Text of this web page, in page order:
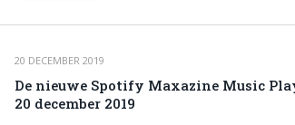
20 DECEMBER 2019
De nieuwe Spotify Maxazine Music
20 december 2019